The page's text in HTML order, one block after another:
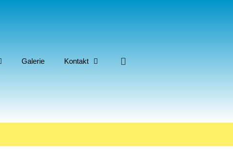
Galerie Kontakt